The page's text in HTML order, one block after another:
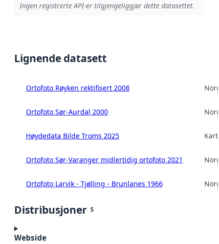
Ingen registrerte API-er tilgjengeliggjør dette datasettet.
Lignende datasett
Ortofoto Røyken rektifisert 2008
Ortofoto Sør-Aurdal 2000
Høydedata Bilde Troms 2025
Ortofoto Sør-Varanger midlertidig ortofoto 2021
Ortofoto Larvik - Tjølling - Brunlanes 1966
Distribusjoner 5
Webside